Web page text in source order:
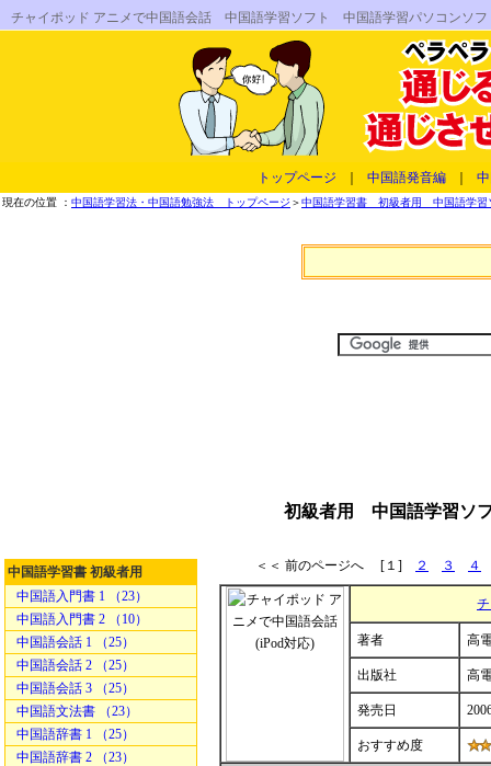
チャイポッド アニメで中国語会話 中国語学習ソフト 中国語学習パソコ
トップページ 中国語発音編
現在の位置 ： 中国語学習法・中国語勉強法 トップページ ＞中国語学習書 初級者用 中国語学習
初級者用 中国語学習ソ
中国語学習書 初級者用
中国語入門書 1 （23）
中国語入門書 2 （10）
中国語会話 1 （25）
中国語会話 2 （25）
中国語会話 3 （25）
中国語文法書 （23）
中国語辞書 1 （25）
中国語辞書 2 （23）
＜＜ 前のページへ [１] ２ ３ ４
著者 高
出版社 高
発売日
おすすめ度